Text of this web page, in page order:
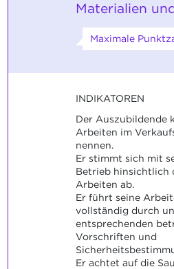
Materialien
Maximale
INDIKATOREN
Der Auszubildende
Arbeiten im
nennen.
Er stimmt sich mit
Betrieb hinsichtlich
Arbeiten ab.
Er führt seine
vollständig durch
entsprechenden
Vorschriften und
Er achtet auf die